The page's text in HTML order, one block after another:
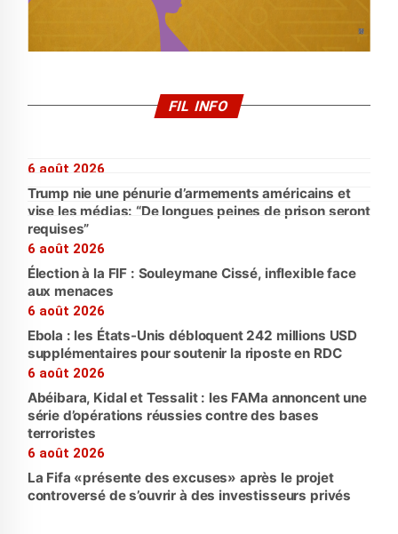
FIL INFO
6 août 2026
Trump nie une pénurie d’armements américains et
vise les médias: “De longues peines de prison seront
requises”
6 août 2026
Élection à la FIF : Souleymane Cissé, inflexible face
aux menaces
6 août 2026
Ebola : les États-Unis débloquent 242 millions USD
supplémentaires pour soutenir la riposte en RDC
6 août 2026
Abéibara, Kidal et Tessalit : les FAMa annoncent une
série d’opérations réussies contre des bases
terroristes
6 août 2026
La Fifa «présente des excuses» après le projet
controversé de s’ouvrir à des investisseurs privés